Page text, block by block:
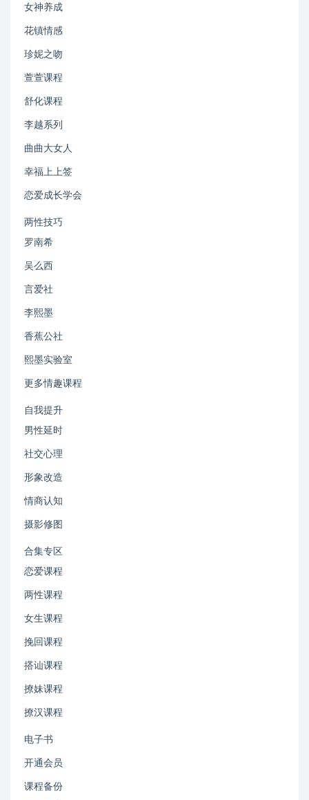
女神养成
花镇情感
珍妮之吻
萱萱课程
舒化课程
李越系列
曲曲大女人
幸福上上签
恋爱成长学会
两性技巧
罗南希
吴么西
言爱社
李熙墨
香蕉公社
熙墨实验室
更多情趣课程
自我提升
男性延时
社交心理
形象改造
情商认知
摄影修图
合集专区
恋爱课程
两性课程
女生课程
挽回课程
搭讪课程
撩妹课程
撩汉课程
电子书
开通会员
课程备份